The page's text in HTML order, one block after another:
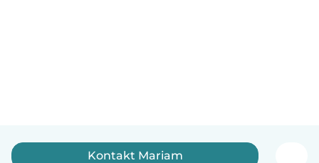
Kontakt Mariam